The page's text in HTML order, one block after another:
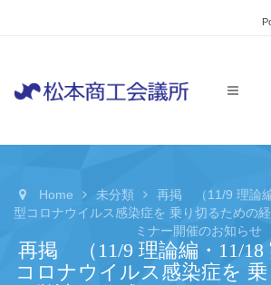
Home 未分類
再掲 （11/9 理論
型コロナウイルス感染症を 乗り切るための
ミナー開催のお知らせ
再掲 （11/9 理論編・11/18
コロナウイルス感染症を